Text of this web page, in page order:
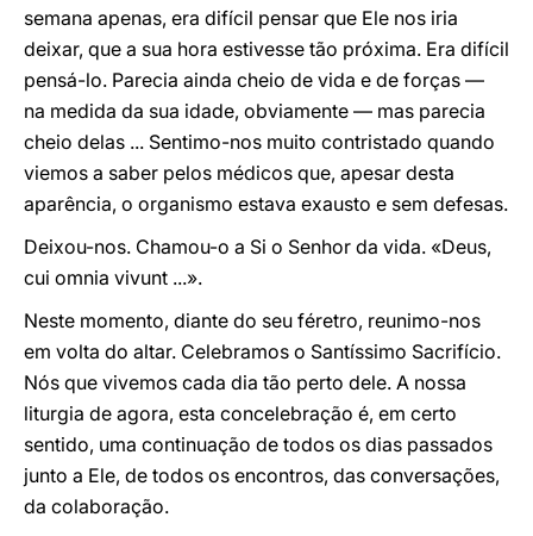
semana apenas, era difícil pensar que Ele nos iria
deixar, que a sua hora estivesse tão próxima. Era difícil
pensá-lo. Parecia ainda cheio de vida e de forças —
na medida da sua idade, obviamente — mas parecia
cheio delas ... Sentimo-nos muito contristado quando
viemos a saber pelos médicos que, apesar desta
aparência, o organismo estava exausto e sem defesas.
Deixou-nos. Chamou-o a Si o Senhor da vida. «Deus,
cui omnia vivunt ...».
Neste momento, diante do seu féretro, reunimo-nos
em volta do altar. Celebramos o Santíssimo Sacrifício.
Nós que vivemos cada dia tão perto dele. A nossa
liturgia de agora, esta concelebração é, em certo
sentido, uma continuação de todos os dias passados
junto a Ele, de todos os encontros, das conversações,
da colaboração.